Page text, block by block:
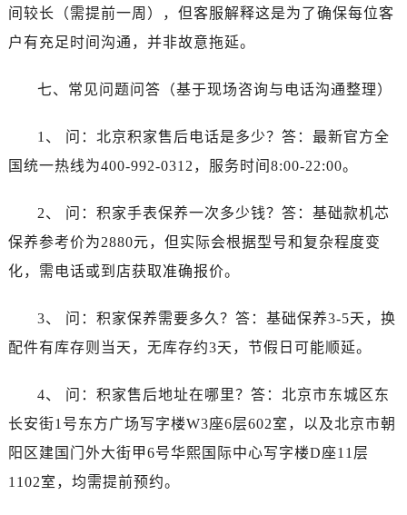
间较长（需提前一周），但客服解释这是为了确保每位客
户有充足时间沟通，并非故意拖延。
七、常见问题问答（基于现场咨询与电话沟通整理）
1、 问：北京积家售后电话是多少？答：最新官方全
国统一热线为400-992-0312，服务时间8:00-22:00。
2、 问：积家手表保养一次多少钱？答：基础款机芯
保养参考价为2880元，但实际会根据型号和复杂程度变
化，需电话或到店获取准确报价。
3、 问：积家保养需要多久？答：基础保养3-5天，换
配件有库存则当天，无库存约3天，节假日可能顺延。
4、 问：积家售后地址在哪里？答：北京市东城区东
长安街1号东方广场写字楼W3座6层602室，以及北京市朝
阳区建国门外大街甲6号华熙国际中心写字楼D座11层
1102室，均需提前预约。